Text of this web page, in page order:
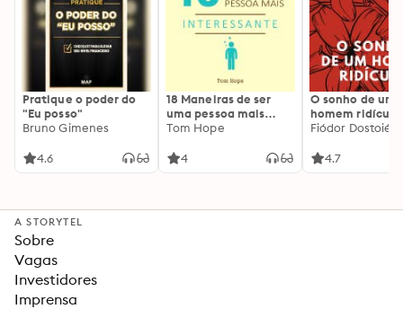
Pratique o poder do
"Eu posso"
Bruno Gimenes
4.6
18 Maneiras de ser
uma pessoa mais
interessante
Tom Hope
4
O sonho de um
homem ridículo
Fiódor
4.7
A STORYTEL
Sobre
Vagas
Investidores
Imprensa